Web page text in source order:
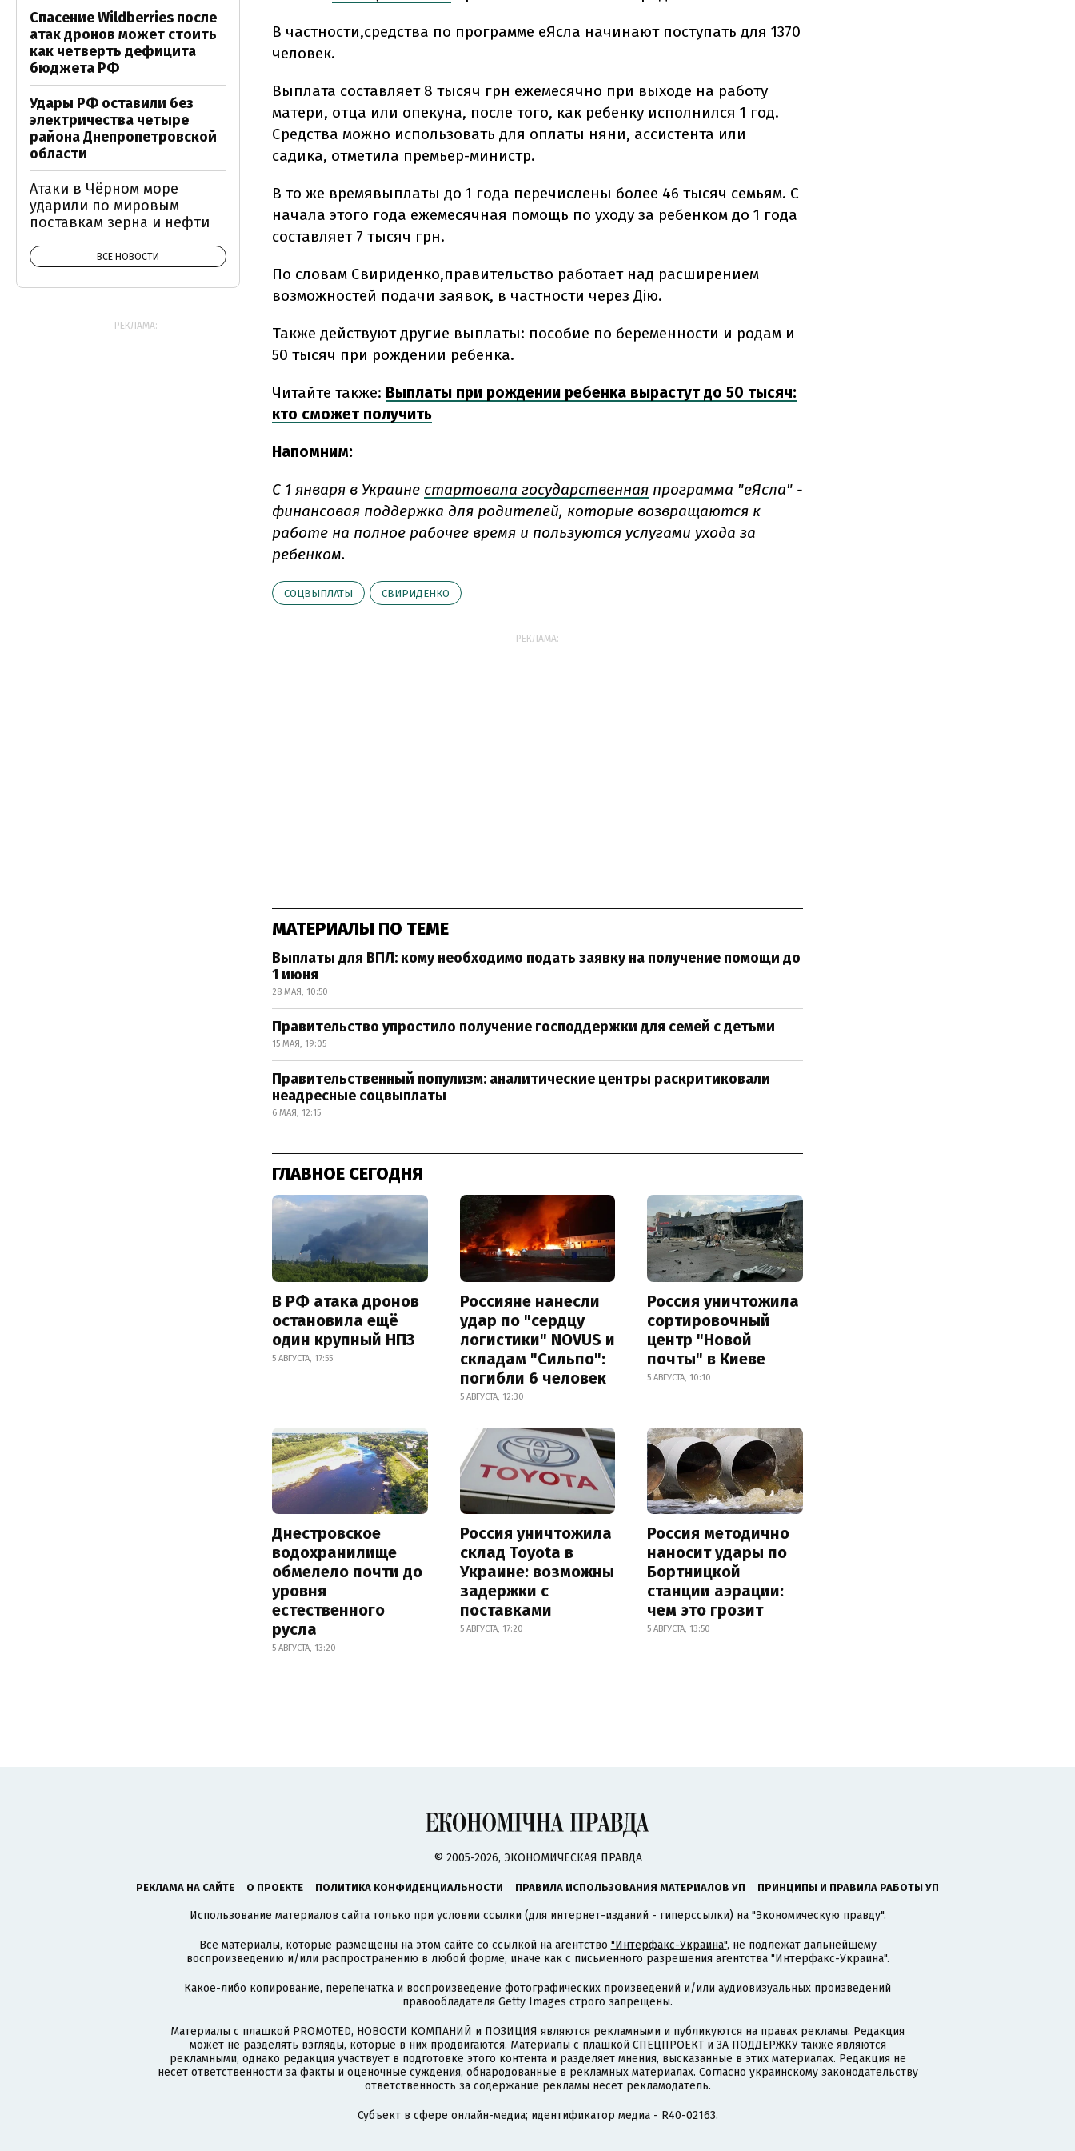
В частности,средства по программе еЯсла начинают поступать для 1370
человек.
Выплата составляет 8 тысяч грн ежемесячно при выходе на работу
матери, отца или опекуна, после того, как ребенку исполнился 1 год.
Средства можно использовать для оплаты няни, ассистента или
садика, отметила премьер-министр.
В то же времявыплаты до 1 года перечислены более 46 тысяч семьям. С
начала этого года ежемесячная помощь по уходу за ребенком до 1 года
составляет 7 тысяч грн.
По словам Свириденко,правительство работает над расширением
возможностей подачи заявок, в частности через Дію.
Также действуют другие выплаты: пособие по беременности и родам и
50 тысяч при рождении ребенка.
Читайте также: Выплаты при рождении ребенка вырастут до 50 тысяч:
кто сможет получить
Напомним:
С 1 января в Украине стартовала государственная программа "еЯсла" -
финансовая поддержка для родителей, которые возвращаются к
работе на полное рабочее время и пользуются услугами ухода за
ребенком.
СОЦВЫПЛАТЫ СВИРИДЕНКО
РЕКЛАМА:
МАТЕРИАЛЫ ПО ТЕМЕ
Выплаты для ВПЛ: кому необходимо подать заявку на получение помощи до
1 июня
28 МАЯ, 10:50
Правительство упростило получение господдержки для семей с детьми
15 МАЯ, 19:05
Правительственный популизм: аналитические центры раскритиковали
неадресные соцвыплаты
6 МАЯ, 12:15
ГЛАВНОЕ СЕГОДНЯ
В РФ атака дронов
остановила ещё
один крупный НПЗ
5 АВГУСТА, 17:55
Россияне нанесли
удар по "сердцу
логистики" NOVUS и
складам "Сильпо":
погибли 6 человек
5 АВГУСТА, 12:30
Россия уничтожила
сортировочный
центр "Новой
почты" в Киеве
5 АВГУСТА, 10:10
Днестровское
водохранилище
обмелело почти до
уровня
естественного
русла
5 АВГУСТА, 13:20
Россия уничтожила
склад Toyota в
Украине: возможны
задержки с
поставками
5 АВГУСТА, 17:20
Россия методично
наносит удары по
Бортницкой
станции аэрации:
чем это грозит
5 АВГУСТА, 13:50
Спасение Wildberries после
атак дронов может стоить
как четверть дефицита
бюджета РФ
Удары РФ оставили без
электричества четыре
района Днепропетровской
области
Атаки в Чёрном море
ударили по мировым
поставкам зерна и нефти
ВСЕ НОВОСТИ
РЕКЛАМА:
© 2005-2026, ЭКОНОМИЧЕСКАЯ ПРАВДА
РЕКЛАМА НА САЙТЕ О ПРОЕКТЕ ПОЛИТИКА КОНФИДЕНЦИАЛЬНОСТИ ПРАВИЛА ИСПОЛЬЗОВАНИЯ МАТЕРИАЛОВ УП ПРИНЦИПЫ И ПРАВИЛА РАБОТЫ УП
Использование материалов сайта только при условии ссылки (для интернет-изданий - гиперссылки) на "Экономическую правду".
Все материалы, которые размещены на этом сайте со ссылкой на агентство "Интерфакс-Украина", не подлежат дальнейшему
воспроизведению и/или распространению в любой форме, иначе как с письменного разрешения агентства "Интерфакс-Украина".
Какое-либо копирование, перепечатка и воспроизведение фотографических произведений и/или аудиовизуальных произведений
правообладателя Getty Images строго запрещены.
Материалы с плашкой PROMOTED, НОВОСТИ КОМПАНИЙ и ПОЗИЦИЯ являются рекламными и публикуются на правах рекламы. Редакция
может не разделять взгляды, которые в них продвигаются. Материалы с плашкой СПЕЦПРОЕКТ и ЗА ПОДДЕРЖКУ также являются
рекламными, однако редакция участвует в подготовке этого контента и разделяет мнения, высказанные в этих материалах. Редакция не
несет ответственности за факты и оценочные суждения, обнародованные в рекламных материалах. Согласно украинскому законодательству
ответственность за содержание рекламы несет рекламодатель.
Субъект в сфере онлайн-медиа; идентификатор медиа - R40-02163.